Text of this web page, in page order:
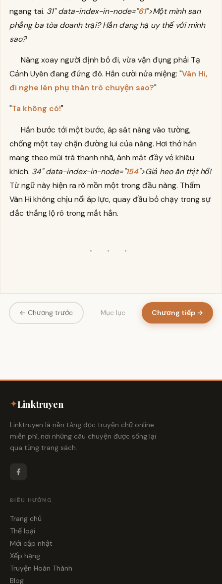
ngang tai. 31" data-index-in-node="61">Một mình san
phẳng ba tòa doanh trại? Hắn đang hạ uy thế với mình
sao?
Nàng xoay người định bỏ đi, vừa vặn đụng phải Tạ
Cảnh Uyên đang đứng đó. Hắn cười nửa miệng: "Vân Hi,
đi nghe lén phụ thân trò chuyện sao?"
"Ta không có!"
Hắn bước tới một bước, áp sát nàng vào tường,
chống một tay chặn đường lui của nàng. Hơi thở hắn
mang theo mùi trà thanh nhã, ánh mắt đầy vẻ khiêu
khích. 34" data-index-in-node="154">Giả heo ăn thịt hổ!
Từ ngữ này hiện ra rõ mồn một trong đầu nàng. Thẩm
Vân Hi không chịu nổi áp lực, quay đầu bỏ chạy trong sự
đắc thắng lộ rõ trong mắt hắn.
· · ·
← Chương trước Mục lục Chương tiếp →
✦Linktruyen
Linktruyen là nền tảng đọc truyện chữ online
miễn phí, nơi những câu chuyện được sống lại
qua từng trang sách.
ĐIỀU HƯỚNG
Trang chủ
Thể loại
Mới cập nhật
Xếp hạng
Truyện Hoàn Thành
Blog